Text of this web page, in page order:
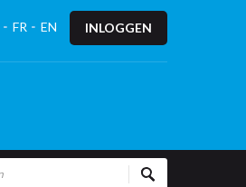
FR EN INLOGGEN